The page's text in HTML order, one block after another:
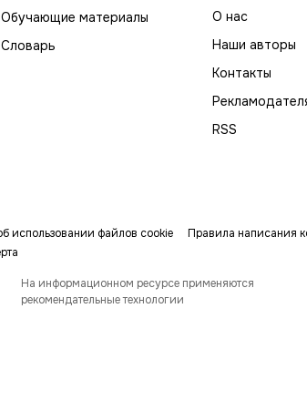
Обучающие материалы
Словарь
О нас
Наши авторы
Контакты
RSS
использовании файлов cookie
Правила написания
На информационном ресурсе применяются
рекомендательные технологии